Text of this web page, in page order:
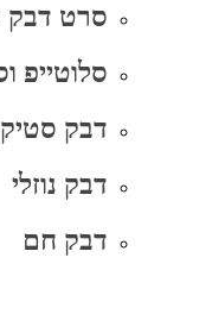
סרט דבק
סלוטייפ
דבק סטיק
דבק נוזלי
דבק חם